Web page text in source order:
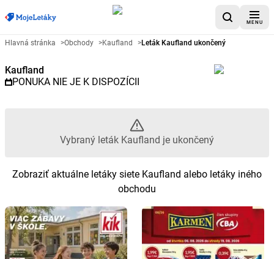
MENU
Reklamný leták Kaufland -
Hlavná stránka >Obchody >Kaufland >Leták Kaufland ukončený
Kaufland
PONUKA NIE JE K DISPOZÍCII
Vybraný leták Kaufland je ukončený
Zobraziť aktuálne letáky siete Kaufland alebo letáky iného
obchodu